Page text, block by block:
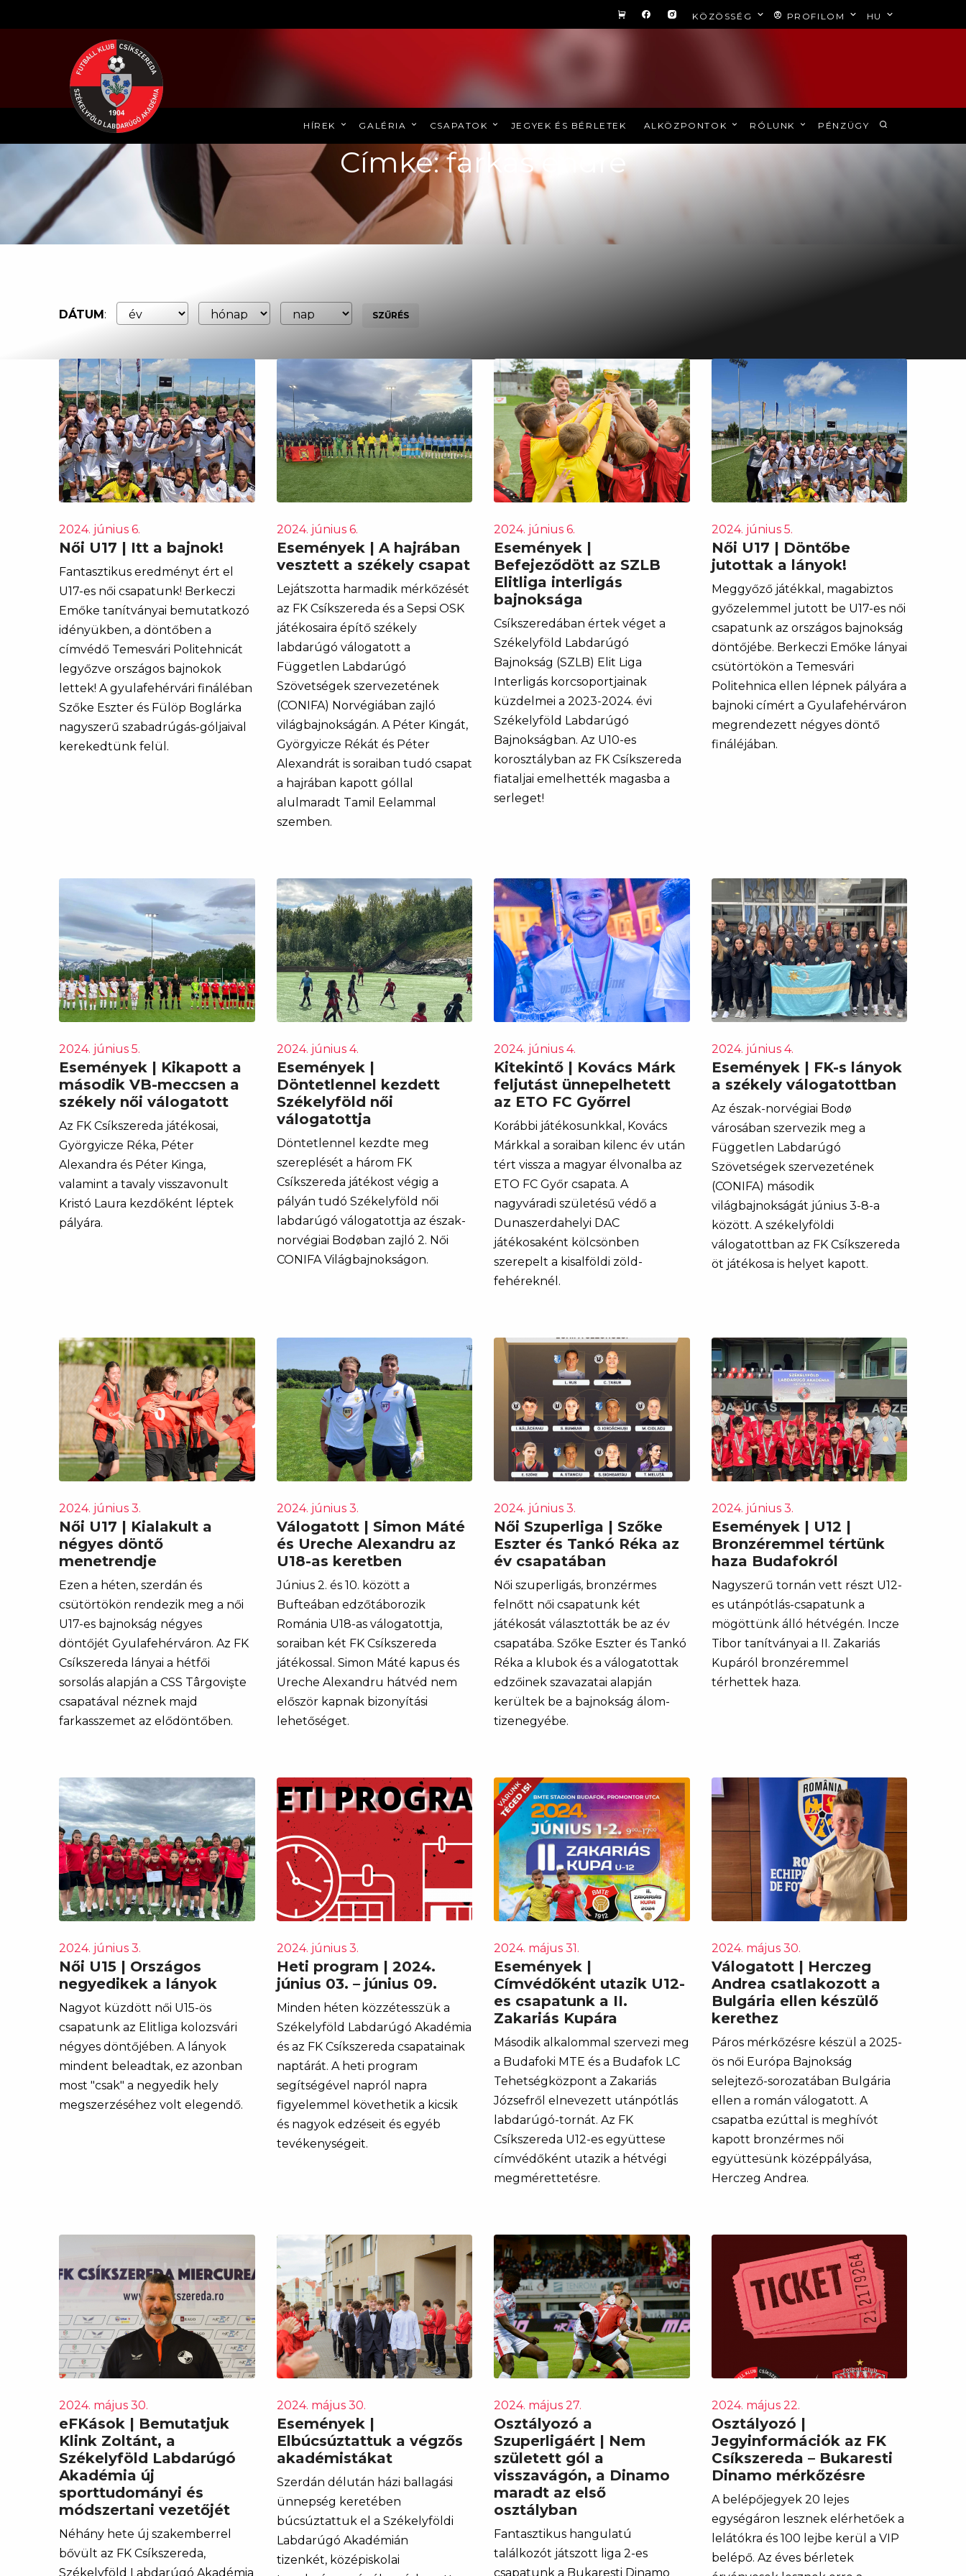
KÖZÖSSÉG PROFILOM HU
HÍREK GALÉRIA CSAPATOK JEGYEK ÉS BÉRLETEK ALKÖZPONTOK RÓLUNK PÉNZÜGY
Címke: farkas endre
DÁTUM: SZŰRÉS
2024. június 6.
Női U17 | Itt a bajnok!
Fantasztikus eredményt ért el
U17-es női csapatunk! Berkeczi
Emőke tanítványai bemutatkozó
idényükben, a döntőben a
címvédő Temesvári Politehnicát
legyőzve országos bajnokok
lettek! A gyulafehérvári fináléban
Szőke Eszter és Fülöp Boglárka
nagyszerű szabadrúgás-góljaival
kerekedtünk felül.
2024. június 6.
Események | A hajrában
vesztett a székely csapat
Lejátszotta harmadik mérkőzését
az FK Csíkszereda és a Sepsi OSK
játékosaira építő székely
labdarúgó válogatott a
Független Labdarúgó
Szövetségek szervezetének
(CONIFA) Norvégiában zajló
világbajnokságán. A Péter Kingát,
Györgyicze Rékát és Péter
Alexandrát is soraiban tudó csapat
a hajrában kapott góllal
alulmaradt Tamil Eelammal
szemben.
2024. június 6.
Események |
Befejeződött az SZLB
Elitliga interligás
bajnoksága
Csíkszeredában értek véget a
Székelyföld Labdarúgó
Bajnokság (SZLB) Elit Liga
Interligás korcsoportjainak
küzdelmei a 2023-2024. évi
Székelyföld Labdarúgó
Bajnokságban. Az U10-es
korosztályban az FK Csíkszereda
fiataljai emelhették magasba a
serleget!
2024. június 5.
Női U17 | Döntőbe
jutottak a lányok!
Meggyőző játékkal, magabiztos
győzelemmel jutott be U17-es női
csapatunk az országos bajnokság
döntőjébe. Berkeczi Emőke lányai
csütörtökön a Temesvári
Politehnica ellen lépnek pályára a
bajnoki címért a Gyulafehérváron
megrendezett négyes döntő
fináléjában.
2024. június 5.
Események | Kikapott a
második VB-meccsen a
székely női válogatott
Az FK Csíkszereda játékosai,
Györgyicze Réka, Péter
Alexandra és Péter Kinga,
valamint a tavaly visszavonult
Kristó Laura kezdőként léptek
pályára.
2024. június 4.
Események |
Döntetlennel kezdett
Székelyföld női
válogatottja
Döntetlennel kezdte meg
szereplését a három FK
Csíkszereda játékost végig a
pályán tudó Székelyföld női
labdarúgó válogatottja az észak-
norvégiai Bodøban zajló 2. Női
CONIFA Világbajnokságon.
2024. június 4.
Kitekintő | Kovács Márk
feljutást ünnepelhetett
az ETO FC Győrrel
Korábbi játékosunkkal, Kovács
Márkkal a soraiban kilenc év után
tért vissza a magyar élvonalba az
ETO FC Győr csapata. A
nagyváradi születésű védő a
Dunaszerdahelyi DAC
játékosaként kölcsönben
szerepelt a kisalföldi zöld-
fehéreknél.
2024. június 4.
Események | FK-s lányok
a székely válogatottban
Az észak-norvégiai Bodø
városában szervezik meg a
Független Labdarúgó
Szövetségek szervezetének
(CONIFA) második
világbajnokságát június 3-8-a
között. A székelyföldi
válogatottban az FK Csíkszereda
öt játékosa is helyet kapott.
2024. június 3.
Női U17 | Kialakult a
négyes döntő
menetrendje
Ezen a héten, szerdán és
csütörtökön rendezik meg a női
U17-es bajnokság négyes
döntőjét Gyulafehérváron. Az FK
Csíkszereda lányai a hétfői
sorsolás alapján a CSS Târgovişte
csapatával néznek majd
farkasszemet az elődöntőben.
2024. június 3.
Válogatott | Simon Máté
és Ureche Alexandru az
U18-as keretben
Június 2. és 10. között a
Bufteában edzőtáborozik
Románia U18-as válogatottja,
soraiban két FK Csíkszereda
játékossal. Simon Máté kapus és
Ureche Alexandru hátvéd nem
először kapnak bizonyítási
lehetőséget.
2024. június 3.
Női Szuperliga | Szőke
Eszter és Tankó Réka az
év csapatában
Női szuperligás, bronzérmes
felnőtt női csapatunk két
játékosát választották be az év
csapatába. Szőke Eszter és Tankó
Réka a klubok és a válogatottak
edzőinek szavazatai alapján
kerültek be a bajnokság álom-
tizenegyébe.
2024. június 3.
Események | U12 |
Bronzéremmel tértünk
haza Budafokról
Nagyszerű tornán vett részt U12-
es utánpótlás-csapatunk a
mögöttünk álló hétvégén. Incze
Tibor tanítványai a II. Zakariás
Kupáról bronzéremmel
térhettek haza.
2024. június 3.
Női U15 | Országos
negyedikek a lányok
Nagyot küzdött női U15-ös
csapatunk az Elitliga kolozsvári
négyes döntőjében. A lányok
mindent beleadtak, ez azonban
most "csak" a negyedik hely
megszerzéséhez volt elegendő.
2024. június 3.
Heti program | 2024.
június 03. – június 09.
Minden héten közzétesszük a
Székelyföld Labdarúgó Akadémia
és az FK Csíkszereda csapatainak
naptárát. A heti program
segítségével napról napra
figyelemmel követhetik a kicsik
és nagyok edzéseit és egyéb
tevékenységeit.
2024. május 31.
Események |
Címvédőként utazik U12-
es csapatunk a II.
Zakariás Kupára
Második alkalommal szervezi meg
a Budafoki MTE és a Budafok LC
Tehetségközpont a Zakariás
Józsefről elnevezett utánpótlás
labdarúgó-tornát. Az FK
Csíkszereda U12-es együttese
címvédőként utazik a hétvégi
megmérettetésre.
2024. május 30.
Válogatott | Herczeg
Andrea csatlakozott a
Bulgária ellen készülő
kerethez
​​​​​​​Páros mérkőzésre készül a 2025-
ös női Európa Bajnokság
selejtező-sorozatában Bulgária
ellen a román válogatott. A
csapatba ezúttal is meghívót
kapott bronzérmes női
együttesünk középpályása,
Herczeg Andrea.
2024. május 30.
eFKások | Bemutatjuk
Klink Zoltánt, a
Székelyföld Labdarúgó
Akadémia új
sporttudományi és
módszertani vezetőjét
Néhány hete új szakemberrel
bővült az FK Csíkszereda,
Székelyföld Labdarúgó Akadémia
2024. május 30.
Események |
Elbúcsúztattuk a végzős
akadémistákat
Szerdán délután házi ballagási
ünnepség keretében
búcsúztattuk el a Székelyföldi
Labdarúgó Akadémián
tizenkét, középiskolai
2024. május 27.
Osztályozó a
Szuperligáért | Nem
született gól a
visszavágón, a Dinamo
maradt az első
osztályban
Fantasztikus hangulatú
találkozót játszott liga 2-es
csapatunk a Bukaresti Dinamo
2024. május 22.
Osztályozó |
Jegyinformációk az FK
Csíkszereda – Bukaresti
Dinamo mérkőzésre
A belépőjegyek 20 lejes
egységáron lesznek elérhetőek a
lelátókra és 100 lejbe kerül a VIP
belépő. Az éves bérletek